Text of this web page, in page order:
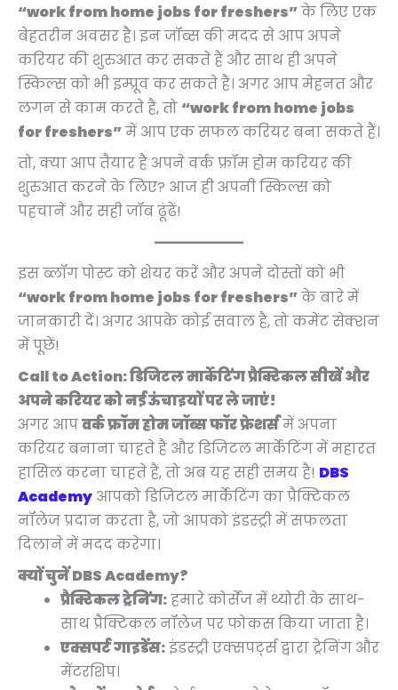
“work from home jobs for freshers”के लिए एक
बेहतरीन अवसर है। इन जॉब्स की मदद से आप अपने
करियर की शुरुआत कर सकते हैं और साथ ही अपने
स्किल्स को भी इम्प्रूव कर सकते हैं। अगर आप मेहनत और
लगन से काम करते हैं, तो “work from home jobs
for freshers”में आप एक सफल करियर बना सकते हैं।
तो, क्या आप तैयार हैं अपने वर्क फ्रॉम होम करियर की
शुरुआत करने के लिए? आज ही अपनी स्किल्स को
पहचानें और सही जॉब ढूंढें!
इस ब्लॉग पोस्ट को शेयर करें और अपने दोस्तों को भी
“work from home jobs for freshers”के बारे में
जानकारी दें। अगर आपके कोई सवाल हैं, तो कमेंट सेक्शन
में पूछें!
Call to Action: डिजिटल मार्केटिंग प्रैक्टिकल सीखें और
अपने करियर को नई ऊंचाइयों पर ले जाएं!
अगर आपवर्क फ्रॉम होम जॉब्स फॉर फ्रेशर्समें अपना
करियर बनाना चाहते हैं और डिजिटल मार्केटिंग में महारत
हासिल करना चाहते हैं, तो अब यह सही समय है! DBS
Academy आपको डिजिटल मार्केटिंग का प्रैक्टिकल
नॉलेज प्रदान करता है, जो आपको इंडस्ट्री में सफलता
दिलाने में मदद करेगा।
क्यों चुनें DBS Academy?
प्रैक्टिकल ट्रेनिंग:हमारे कोर्सेज में थ्योरी के साथ-
साथ प्रैक्टिकल नॉलेज पर फोकस किया जाता है।
एक्सपर्ट गाइडेंस:इंडस्ट्री एक्सपर्ट्स द्वारा ट्रेनिंग और
मेंटरशिप।